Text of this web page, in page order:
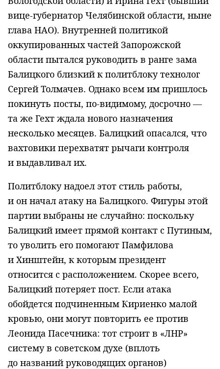
вице-губернатор Челябинской области, ныне
глава НАО). Внутренней политикой
оккупированных частей Запорожской
области пытался руководить в ранге зама
Балицкого близкий к политблоку технолог
Сергей Толмачев. Однако всем им пришлось
покинуть посты, по-видимому, досрочно —
та же Гехт ждала нового назначения
несколько месяцев. Балицкий опасался, что
вахтовики перехватят рычаги контроля
и выдавливал их.
Политблоку надоел этот стиль работы,
и он начал атаку на Балицкого. Фигуры этой
партии выбраны не случайно: поскольку
Балицкий имеет прямой контакт с Путиным,
то уволить его помогают Памфилова
и Хинштейн, к которым президент
относится с расположением. Скорее всего,
Балицкий потеряет пост. Если атака
обойдется подчиненным Кириенко малой
кровью, они могут повторить ее против
Леонида Пасечника: тот строит в «ЛНР»
систему в советском духе (вплоть
до названий руководящих органов)